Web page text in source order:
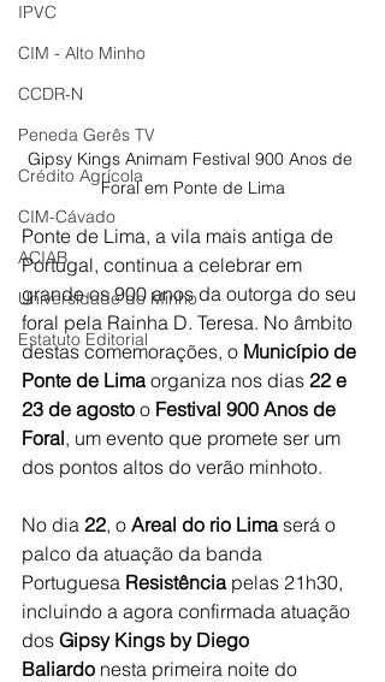
IPVC
CIM - Alto Minho
CCDR-N
Peneda Gerês TV
Crédito Agrícola
CIM-Cávado
ACIAB
Universidade do Minho
Estatuto Editorial
Gipsy Kings Animam Festival 900 Anos de
Foral em Ponte de Lima
Ponte de Lima, a vila mais antiga de
Portugal, continua a celebrar em
grande os 900 anos da outorga do seu
foral pela Rainha D. Teresa. No âmbito
destas comemorações, o Município de
Ponte de Lima organiza nos dias 22 e
23 de agosto o Festival 900 Anos de
Foral, um evento que promete ser um
dos pontos altos do verão minhoto.
No dia 22, o Areal do rio Lima será o
palco da atuação da banda
Portuguesa Resistência pelas 21h30,
incluindo a agora confirmada atuação
dos Gipsy Kings by Diego
Baliardo nesta primeira noite do